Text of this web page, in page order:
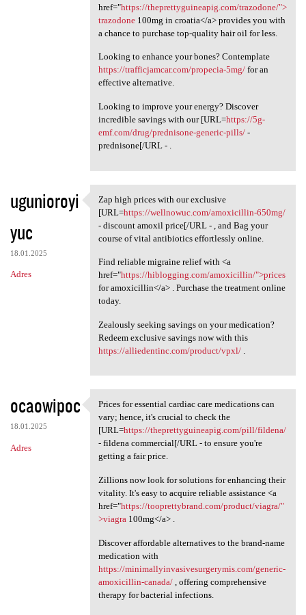
href="https://theprettyguineapig.com/trazodone/">
trazodone100mg in croatia</a> provides you with
a chance to purchase top-quality hair oil for less.
Looking to enhance your bones? Contemplate
https://trafficjamcar.com/propecia-5mg/for an
effective alternative.
Looking to improve your energy? Discover
incredible savings with our [URL=https://5g-
emf.com/drug/prednisone-generic-pills/-
prednisone[/URL - .
ugunioroyi
yuc
18.01.2025
Adres
Zap high prices with our
Zap high prices with our exclusive
[URL=https://wellnowuc.com/amoxicillin-650mg/
- discount amoxil price[/URL - , and Bag your
course of vital antibiotics effortlessly online.
Find reliable migraine relief with <a
href="https://hiblogging.com/amoxicillin/">prices
for amoxicillin</a> . Purchase the treatment online
today.
Zealously seeking savings on your medication?
Redeem exclusive savings now with this
https://alliedentinc.com/product/vpxl/.
ocaowipoc
18.01.2025
Adres
Prices for essential cardiac
Prices for essential cardiac care medications can
vary; hence, it's crucial to check the
[URL=https://theprettyguineapig.com/pill/fildena/
- fildena commercial[/URL - to ensure you're
getting a fair price.
Zillions now look for solutions for enhancing their
vitality. It's easy to acquire reliable assistance <a
href="https://tooprettybrand.com/product/viagra/"
>viagra100mg</a> .
Discover affordable alternatives to the brand-name
medication with
https://minimallyinvasivesurgerymis.com/generic-
amoxicillin-canada/, offering comprehensive
therapy for bacterial infections.